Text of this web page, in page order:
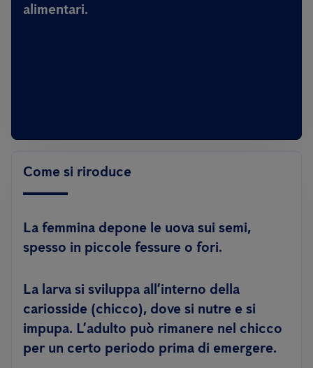
alimentari.
Come si riroduce
La femmina depone le uova sui semi,
spesso in piccole fessure o fori.
La larva si sviluppa all’interno della
cariosside (chicco), dove si nutre e si
impupa. L’adulto può rimanere nel chicco
per un certo periodo prima di emergere.